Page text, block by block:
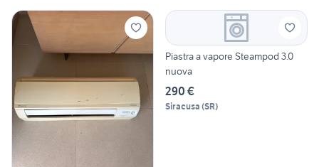
Piastra a vapore Steampod 3.0
nuova
290 €
Siracusa (SR)